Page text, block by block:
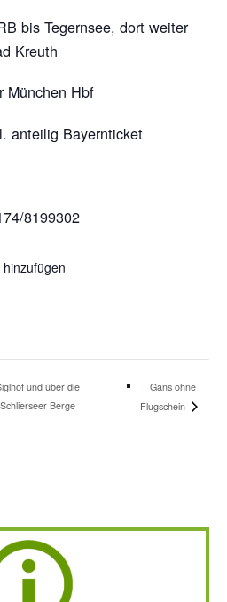
bis Tegernsee, dort weiter
Kreuth
München Hbf
anteilig Bayernticket
8199302
und über die
Berge
Gans ohne
Flugschein